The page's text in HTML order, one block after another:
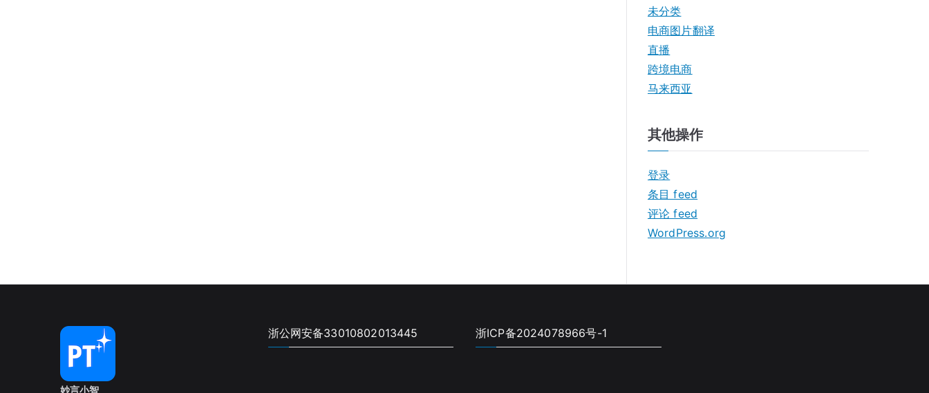
未分类
电商图片翻译
直播
跨境电商
马来西亚
其他操作
登录
条目 feed
评论 feed
WordPress.org
妙言小智
浙公网安备33010802013445 浙ICP备2024078966号-1